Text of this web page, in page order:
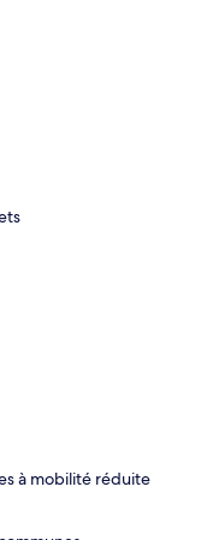
à mobilité réduite